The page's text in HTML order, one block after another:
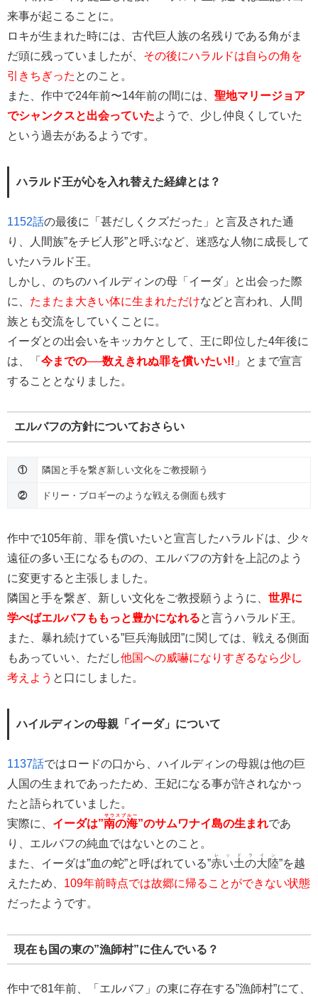
来事が起こることに。
ロキが生まれた時には、古代巨人族の名残りである角がま
だ頭に残っていましたが、 その後にハラルドは自らの角を
引きちぎった とのこと。
また、作中で24年前〜14年前の間には、 聖地マリージョア
でシャンクスと出会っていたようで、少し仲良くしていた
という過去があるようです。
ハラルド王が心を入れ替えた経緯とは？
1152話の最後に「甚だしくクズだった」と言及された通
り、人間族”をチビ人形”と呼ぶなど、迷惑な人物に成長して
いたハラルド王。
しかし、のちのハイルディンの母「イーダ」と出会った際
に、 たまたま大きい体に生まれただけなどと言われ、人間
族とも交流をしていくことに。
イーダとの出会いをキッカケとして、王に即位した4年後に
は、「 今までの──数えきれぬ罪を償いたい!! 」とまで宣言
することとなりました。
エルバフの方針についておさらい
① 隣国と手を繋ぎ新しい文化をご教授願う
② ドリー・ブロギーのような戦える側面も残す
作中で105年前、罪を償いたいと宣言したハラルドは、少々
遠征の多い王になるものの、エルバフの方針を上記のよう
に変更すると主張しました。
隣国と手を繋ぎ、新しい文化をご教授願うように、 世界に
学べばエルバフももっと豊かになれると言うハラルド王。
また、暴れ続けている”巨兵海賊団”に関しては、戦える側面
もあっていい、ただし他国への威嚇になりすぎるなら少し
考えよう と口にしました。
ハイルディンの母親「イーダ」について
1137話ではロードの口から、ハイルディンの母親は他の巨
人国の生まれであったため、王妃になる事が許されなかっ
たと語られていました。
実際に、 イーダは”南の海
サウスブルー
”のサムワナイ島の生まれであ
り、エルバフの純血ではないとのこと。
また、イーダは”血の蛇”と呼ばれている”赤い土の大陸
レッドライン
”を越
えたため、 109年前時点では故郷に帰ることができない状態
だったようです。
現在も国の東の”漁師村”に住んでいる？
作中で81年前、「エルバフ」の東に存在する”漁師村”にて、